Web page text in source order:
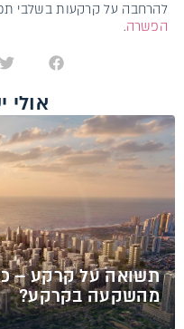
להרחבה על קרקעות בשלבי
הפשרה.
אולי
תשואה על קרקע –
מהשקעה בקרקע?